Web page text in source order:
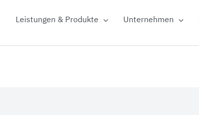
Leistungen & Produkte Unternehmen